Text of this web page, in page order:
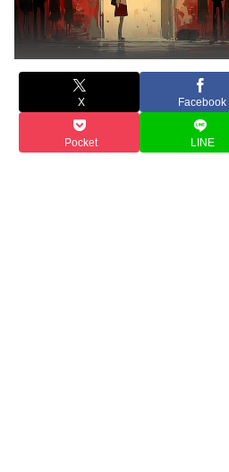
X Facebook
Pocket LINE